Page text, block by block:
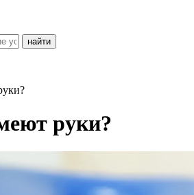
найти
руки?